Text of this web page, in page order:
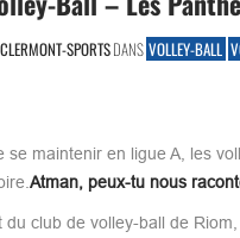
CLERMONT-SPORTSDANS VOLLEY-BALL
se maintenir en ligue A, les
Atman, peux-tu nous
du club de volley-ball de